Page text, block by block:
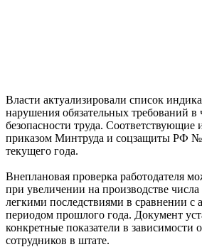
Власти актуализировали список
нарушения обязательных требований в
безопасности труда. Соответствующие
приказом Минтруда и соцзащиты РФ
текущего года.
Внеплановая проверка работодателя
при увеличении на производстве числа
легкими последствиями в сравнении с
периодом прошлого года. Документ
конкретные показатели в зависимости
сотрудников в штате.